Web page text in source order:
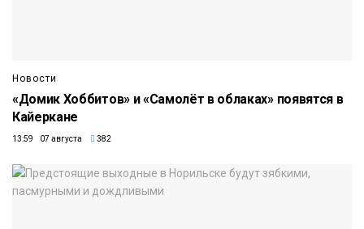
Новости
«Домик Хоббитов» и «Самолёт в облаках» появятся в
Кайеркане
13:59 07 августа 382